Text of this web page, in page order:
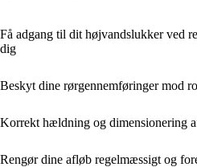
Få adgang til dit højvandslukker ved
dig
Beskyt dine rørgennemføringer mod
Korrekt hældning og dimensionering
Rengør dine afløb regelmæssigt og